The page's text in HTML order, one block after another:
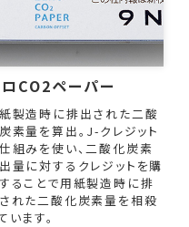
CO2ペーパー
製造時に排出された二酸
素量を算出。J-クレジット
組みを使い、二酸化炭素
量に対するクレジットを購
ることで用紙製造時に排
れた二酸化炭素量を相殺
います。